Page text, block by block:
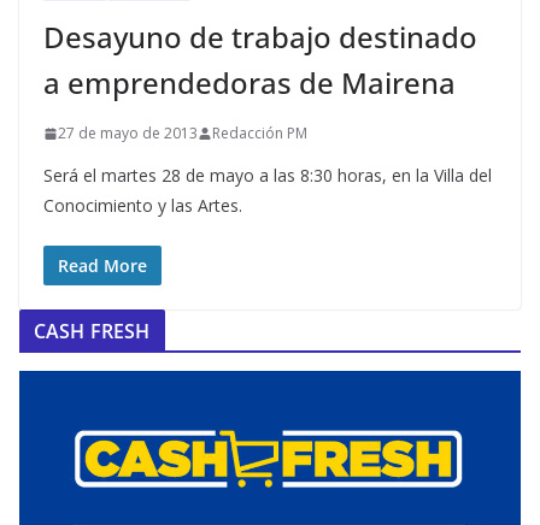
Desayuno de trabajo destinado
a emprendedoras de Mairena
27 de mayo de 2013 Redacción PM
Será el martes 28 de mayo a las 8:30 horas, en la Villa del
Conocimiento y las Artes.
Read More
CASH FRESH